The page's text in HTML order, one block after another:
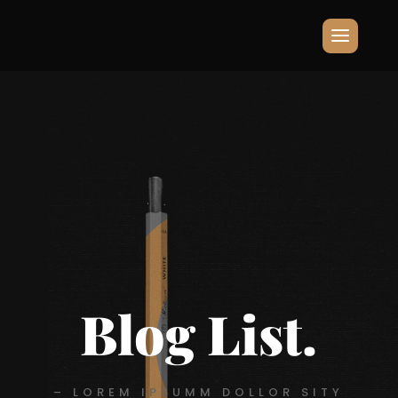
Blog List.
– LOREM IPSUMM DOLLOR SITY